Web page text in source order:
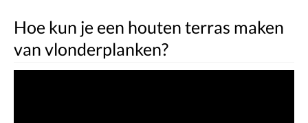
Hoe kun je een houten terras maken
van vlonderplanken?